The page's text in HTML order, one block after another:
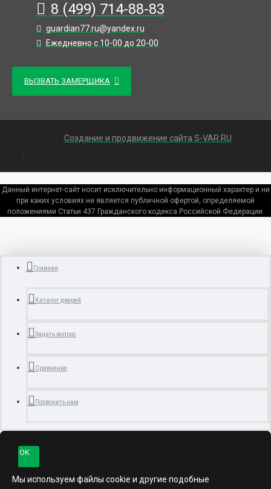
8 (499) 714-88-83
guardian77.ru@yandex.ru
Ежедневно с 10-00 до 20-00
ВЫЗВАТЬ ЗАМЕРЩИКА
Создание и продвижение сайта S-VAR.RU
Данный интернет-сайт носит исключительно информационный характер и ни
при каких условиях не является публичной офертой, определяемой
положениями Статьи 437 Гражданского кодекса Российской Федерации.
Главная
Каталог дверей
Задать вопрос
Сравнение
Позвонить нам
OK
Мы используем файлы cookie и другие подобные